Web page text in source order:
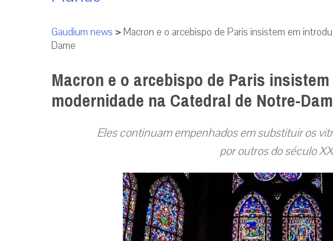
Gaudium news >Macron e o arcebispo de Paris insistem em
Dame
Macron e o arcebispo de Paris
modernidade na Catedral de Notre-
Eles continuam empenhados em substituir os
por outros do século